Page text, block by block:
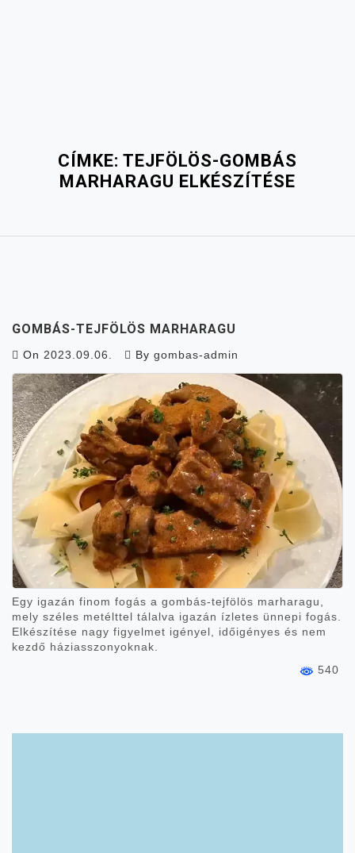
CÍMKE: TEJFÖLÖS-GOMBÁS
MARHARAGU ELKÉSZÍTÉSE
GOMBÁS-TEJFÖLÖS MARHARAGU
On 2023.09.06. By gombas-admin
Egy igazán finom fogás a gombás-tejfölös marharagu,
mely széles metélttel tálalva igazán ízletes ünnepi fogás.
Elkészítése nagy figyelmet igényel, időigényes és nem
kezdő háziasszonyoknak.
540